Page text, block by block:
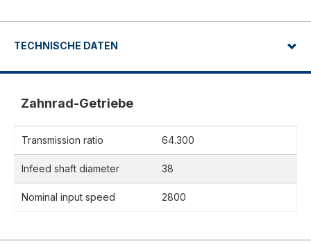
TECHNISCHE DATEN
Zahnrad-Getriebe
Transmission ratio 64.300
Infeed shaft diameter 38
Nominal input speed 2800